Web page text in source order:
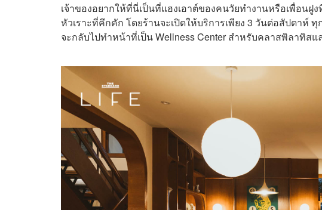
เจ้าของอยากให้ที่นี่เป็นที่แฮงเอาต์ของคนวัยทำงานหรือเพื่อน
หัวเราะที่คึกคัก โดยร้านจะเปิดให้บริการเพียง 3 วันต่อสัปดา
จะกลับไปทำหน้าที่เป็น Wellness Center สำหรับคลาสพิลาทิสแ